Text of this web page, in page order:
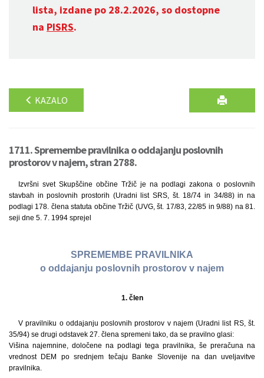
lista, izdane po 28.2.2026, so dostopne
na PISRS.
KAZALO
1711. Spremembe pravilnika o oddajanju poslovnih
prostorov v najem, stran 2788.
Izvršni svet Skupščine občine Tržič je na podlagi zakona o poslovnih
stavbah in poslovnih prostorih (Uradni list SRS, št. 18/74 in 34/88) in na
podlagi 178. člena statuta občine Tržič (UVG, št. 17/83, 22/85 in 9/88) na 81.
seji dne 5. 7. 1994 sprejel
SPREMEMBE PRAVILNIKA
o oddajanju poslovnih prostorov v najem
1. člen
V pravilniku o oddajanju poslovnih prostorov v najem (Uradni list RS, št.
35/94) se drugi odstavek 27. člena spremeni tako, da se pravilno glasi:
Višina najemnine, določene na podlagi tega pravilnika, še preračuna na
vrednost DEM po srednjem tečaju Banke Slovenije na dan uveljavitve
pravilnika.